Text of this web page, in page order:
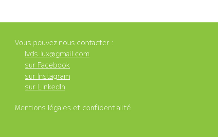
Vous pouvez nous contacter :
lvds.lux@gmail.com
sur Facebook
sur Instagram
sur LinkedIn
Mentions légales et confidentialité